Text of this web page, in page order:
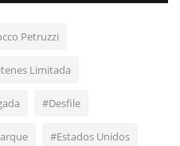
Petruzzi
Limitada
#Desfile
#Estados Unidos